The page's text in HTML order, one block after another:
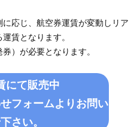
応じ、航空券運賃が変動しリア
賃となります。
）が必要となります。
にて販売中
フォームよりお問い
さい。